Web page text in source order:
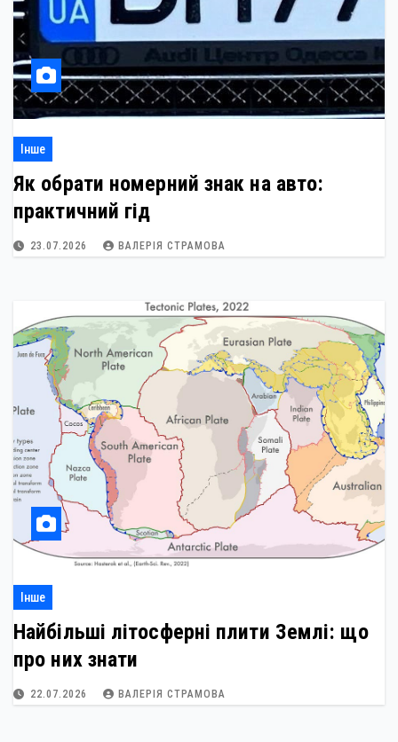
Інше
Як обрати номерний знак на авто:
практичний гід
23.07.2026 ВАЛЕРІЯ СТРАМОВА
Інше
Найбільші літосферні плити Землі: що
про них знати
22.07.2026 ВАЛЕРІЯ СТРАМОВА